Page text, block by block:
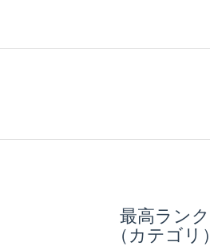
最高ランク
（カテゴリ）